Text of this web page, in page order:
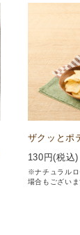
ザクッと
130 円(税込)
※ナチュラルロ
場合もございま